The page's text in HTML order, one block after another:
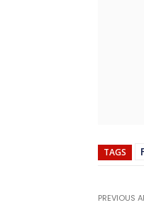
TAGS
PREVIOUS